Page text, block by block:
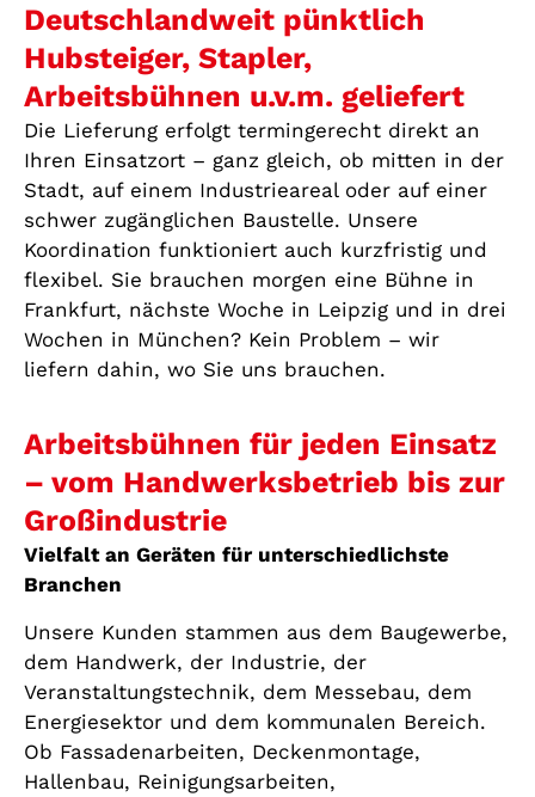
Deutschlandweit pünktlich
Hubsteiger, Stapler,
Arbeitsbühnen u.v.m. geliefert
Die Lieferung erfolgt termingerecht direkt an
Ihren Einsatzort – ganz gleich, ob mitten in der
Stadt, auf einem Industrieareal oder auf einer
schwer zugänglichen Baustelle. Unsere
Koordination funktioniert auch kurzfristig und
flexibel. Sie brauchen morgen eine Bühne in
Frankfurt, nächste Woche in Leipzig und in drei
Wochen in München? Kein Problem – wir
liefern dahin, wo Sie uns brauchen.
Arbeitsbühnen für jeden Einsatz
– vom Handwerksbetrieb bis zur
Großindustrie
Vielfalt an Geräten für unterschiedlichste
Branchen
Unsere Kunden stammen aus dem Baugewerbe,
dem Handwerk, der Industrie, der
Veranstaltungstechnik, dem Messebau, dem
Energiesektor und dem kommunalen Bereich.
Ob Fassadenarbeiten, Deckenmontage,
Hallenbau, Reinigungsarbeiten,